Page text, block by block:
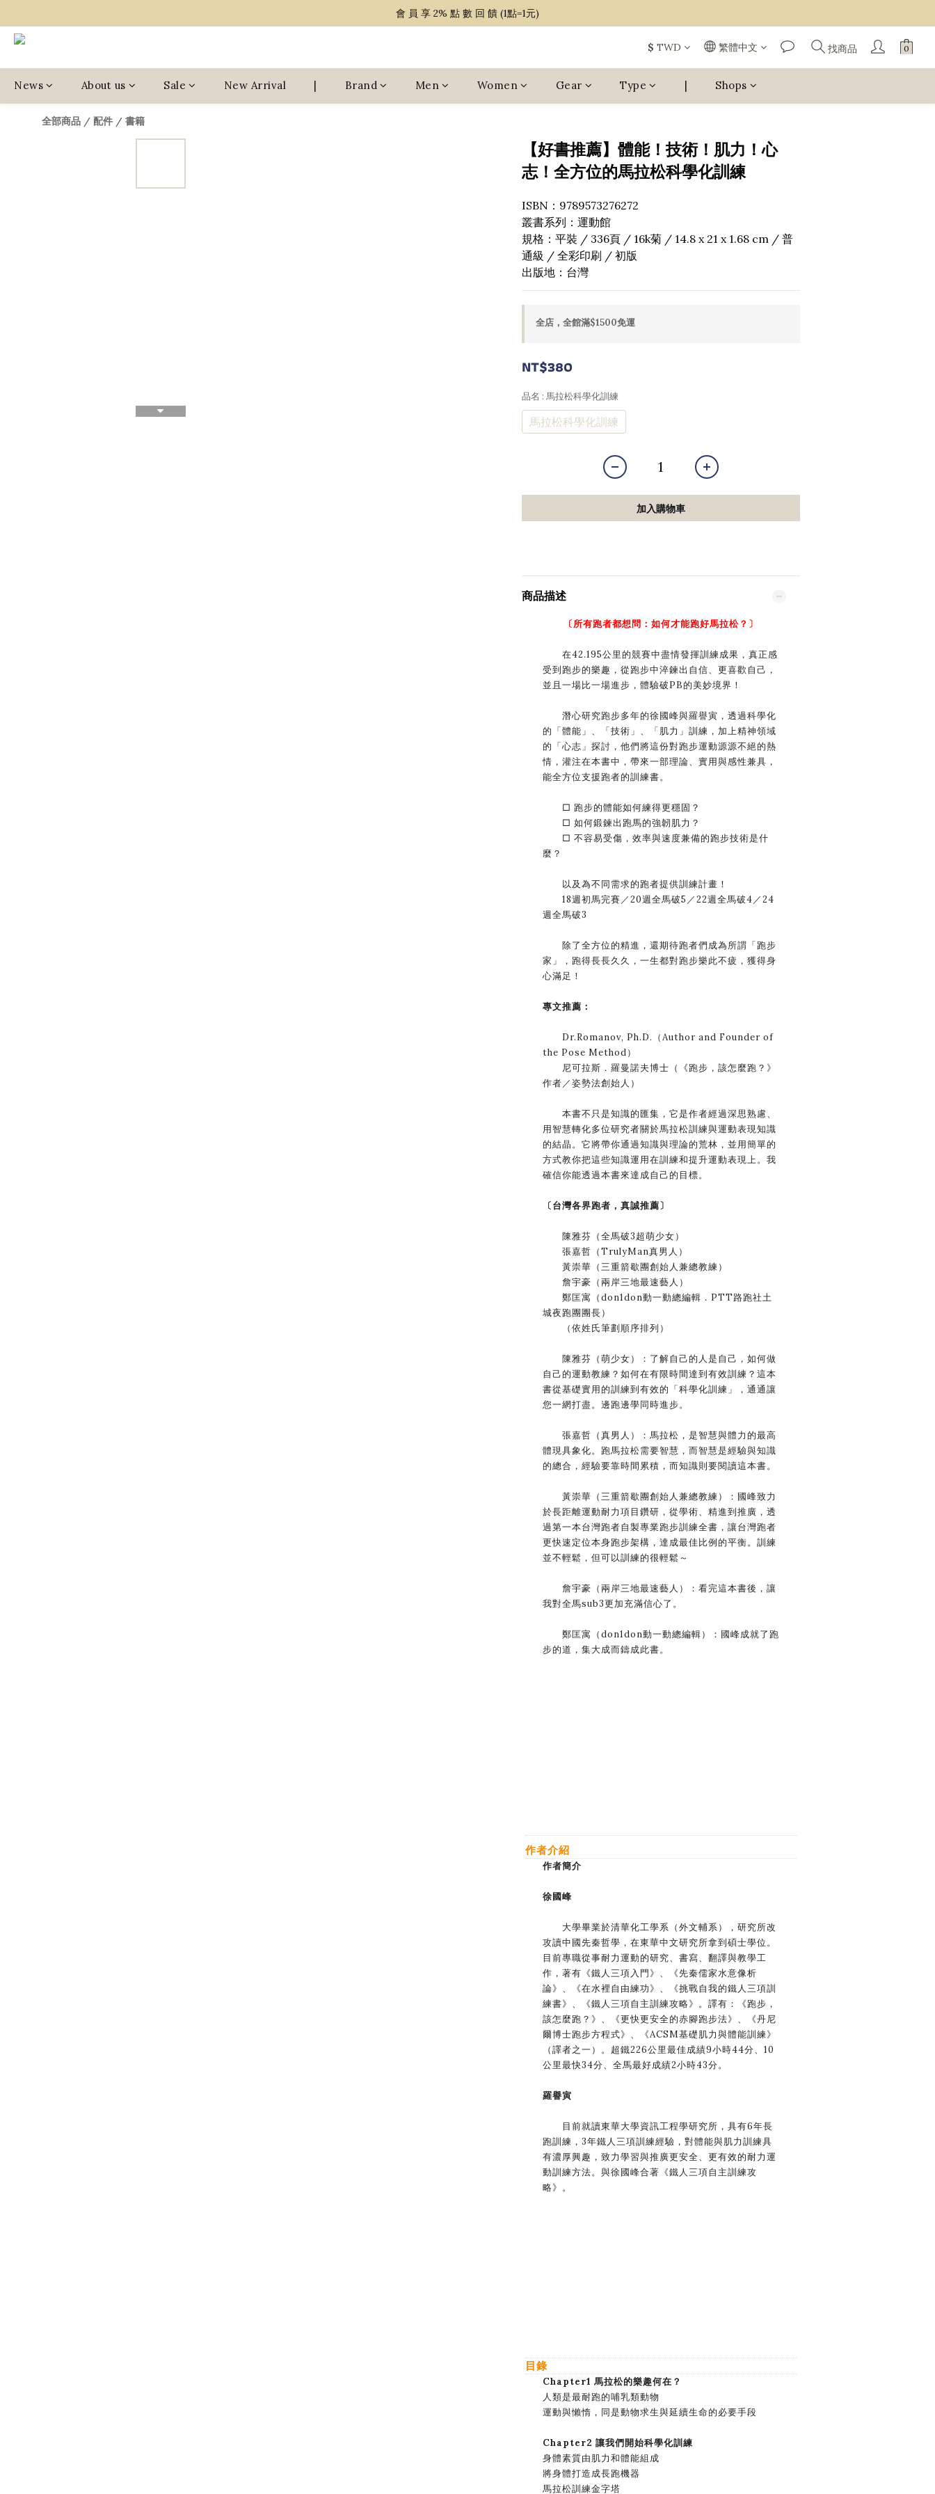
~ 單 筆 消 費 滿 $ 1 5 0 0 免 運 費 ~
會 員 享 2% 點 數 回 饋 (1點=1元)
$ TWD 繁體中文 找商品
News About us Sale New Arrival | Brand Men Women Gear Type | Shops
全部商品 / 配件 / 書籍
【好書推薦】體能！技術！肌力！心
志！全方位的馬拉松科學化訓練
ISBN：9789573276272
叢書系列：運動館
規格：平裝 / 336頁 / 16k菊 / 14.8 x 21 x 1.68 cm / 普
通級 / 全彩印刷 / 初版
出版地：台灣
全店，全館滿$1500免運
NT$380
品名 : 馬拉松科學化訓練
馬拉松科學化訓練
加入購物車
商品描述
〔所有跑者都想問：如何才能跑好馬拉松？〕
在42.195公里的競賽中盡情發揮訓練成果，真正感
受到跑步的樂趣，從跑步中淬鍊出自信、更喜歡自己，
並且一場比一場進步，體驗破PB的美妙境界！
潛心研究跑步多年的徐國峰與羅譽寅，透過科學化
的「體能」、「技術」、「肌力」訓練，加上精神領域
的「心志」探討，他們將這份對跑步運動源源不絕的熱
情，灌注在本書中，帶來一部理論、實用與感性兼具，
能全方位支援跑者的訓練書。
□ 跑步的體能如何練得更穩固？
□ 如何鍛鍊出跑馬的強韌肌力？
□ 不容易受傷，效率與速度兼備的跑步技術是什
麼？
以及為不同需求的跑者提供訓練計畫！
18週初馬完賽／20週全馬破5／22週全馬破4／24
週全馬破3
除了全方位的精進，還期待跑者們成為所謂「跑步
家」，跑得長長久久，一生都對跑步樂此不疲，獲得身
心滿足！
專文推薦：
Dr.Romanov, Ph.D.（Author and Founder of
the Pose Method）
尼可拉斯．羅曼諾夫博士（《跑步，該怎麼跑？》
作者／姿勢法創始人）
本書不只是知識的匯集，它是作者經過深思熟慮、
用智慧轉化多位研究者關於馬拉松訓練與運動表現知識
的結晶。它將帶你通過知識與理論的荒林，並用簡單的
方式教你把這些知識運用在訓練和提升運動表現上。我
確信你能透過本書來達成自己的目標。
〔台灣各界跑者，真誠推薦〕
陳雅芬（全馬破3超萌少女）
張嘉哲（TrulyMan真男人）
黃崇華（三重箭歇團創始人兼總教練）
詹宇豪（兩岸三地最速藝人）
鄭匡寓（don1don動一動總編輯．PTT路跑社土
城夜跑團團長）
（依姓氏筆劃順序排列）
陳雅芬（萌少女）：了解自己的人是自己，如何做
自己的運動教練？如何在有限時間達到有效訓練？這本
書從基礎實用的訓練到有效的「科學化訓練」，通通讓
您一網打盡。邊跑邊學同時進步。
張嘉哲（真男人）：馬拉松，是智慧與體力的最高
體現具象化。跑馬拉松需要智慧，而智慧是經驗與知識
的總合，經驗要靠時間累積，而知識則要閱讀這本書。
黃崇華（三重箭歇團創始人兼總教練）：國峰致力
於長距離運動耐力項目鑽研，從學術、精進到推廣，透
過第一本台灣跑者自製專業跑步訓練全書，讓台灣跑者
更快速定位本身跑步架構，達成最佳比例的平衡。訓練
並不輕鬆，但可以訓練的很輕鬆～
詹宇豪（兩岸三地最速藝人）：看完這本書後，讓
我對全馬sub3更加充滿信心了。
鄭匡寓（don1don動一動總編輯）：國峰成就了跑
步的道，集大成而鑄成此書。
作者介紹
作者簡介
徐國峰
大學畢業於清華化工學系（外文輔系），研究所改
攻讀中國先秦哲學，在東華中文研究所拿到碩士學位。
目前專職從事耐力運動的研究、書寫、翻譯與教學工
作，著有《鐵人三項入門》、《先秦儒家水意像析
論》、《在水裡自由練功》、《挑戰自我的鐵人三項訓
練書》、《鐵人三項自主訓練攻略》。譯有：《跑步，
該怎麼跑？》、《更快更安全的赤腳跑步法》、《丹尼
爾博士跑步方程式》、《ACSM基礎肌力與體能訓練》
（譯者之一）。超鐵226公里最佳成績9小時44分、10
公里最快34分、全馬最好成績2小時43分。
羅譽寅
目前就讀東華大學資訊工程學研究所，具有6年長
跑訓練，3年鐵人三項訓練經驗，對體能與肌力訓練具
有濃厚興趣，致力學習與推廣更安全、更有效的耐力運
動訓練方法。與徐國峰合著《鐵人三項自主訓練攻
略》。
目錄
Chapter1 馬拉松的樂趣何在？
人類是最耐跑的哺乳類動物
運動與懶惰，同是動物求生與延續生命的必要手段
Chapter2 讓我們開始科學化訓練
身體素質由肌力和體能組成
將身體打造成長跑機器
馬拉松訓練金字塔